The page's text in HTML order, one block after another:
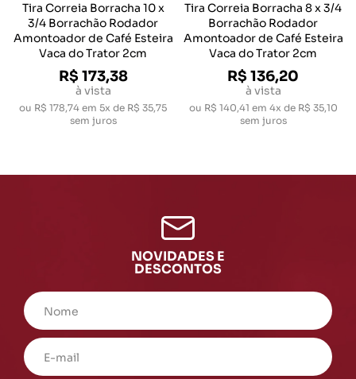
Tira Correia Borracha 10 x
3/4 Borrachão Rodador
Amontoador de Café Esteira
Vaca do Trator 2cm
R$ 173,38
à vista
ou R$ 178,74 em 5x de R$ 35,75
sem juros
Tira Correia Borracha 8 x 3/4
Borrachão Rodador
Amontoador de Café Esteira
Vaca do Trator 2cm
R$ 136,20
à vista
ou R$ 140,41 em 4x de R$ 35,10
sem juros
NOVIDADES E
DESCONTOS